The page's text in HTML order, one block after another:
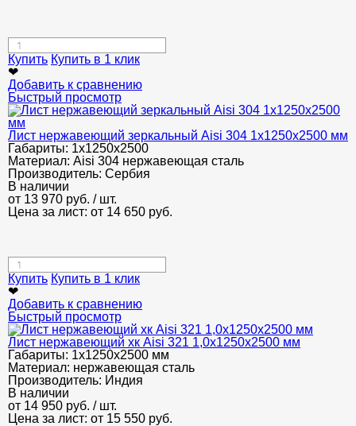
Купить Купить в 1 клик
❤
Добавить к сравнению
Быстрый просмотр
Лист нержавеющий зеркальный Aisi 304 1х1250х2500 мм
Габариты: 1х1250х2500
Материал: Aisi 304 нержавеющая сталь
Производитель: Сербия
В наличии
от 13 970 руб. / шт.
Цена за лист: от 14 650 руб.
Купить Купить в 1 клик
❤
Добавить к сравнению
Быстрый просмотр
Лист нержавеющий хк Aisi 321 1,0х1250х2500 мм
Габариты: 1х1250х2500 мм
Материал: нержавеющая сталь
Производитель: Индия
В наличии
от 14 950 руб. / шт.
Цена за лист: от 15 550 руб.